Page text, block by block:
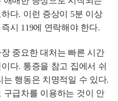
다. 이런 증상이 5분 이상
시 119에 연락해야 한다.
중요한 대처는 빠른 시간
다. 통증을 참고 집에서 쉬
행동은 치명적일 수 있다.
구급차를 이용하는 것이 안